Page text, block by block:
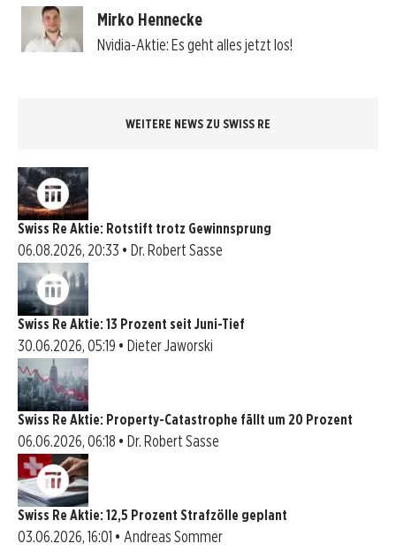
Mirko Hennecke
Nvidia-Aktie: Es geht alles jetzt los!
WEITERE NEWS ZU SWISS RE
Swiss Re Aktie: Rotstift trotz Gewinnsprung
06.08.2026, 20:33 • Dr. Robert Sasse
Swiss Re Aktie: 13 Prozent seit Juni-Tief
30.06.2026, 05:19 • Dieter Jaworski
Swiss Re Aktie: Property-Catastrophe fällt um 20 Prozent
06.06.2026, 06:18 • Dr. Robert Sasse
Swiss Re Aktie: 12,5 Prozent Strafzölle geplant
03.06.2026, 16:01 • Andreas Sommer